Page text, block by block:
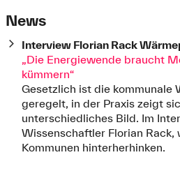
News
Interview Florian Rack
„Die Energiewende braucht
kümmern“
Gesetzlich ist die kommunale
geregelt, in der Praxis zeigt
unterschiedliches Bild. Im
Wissenschaftler Florian Rack,
Kommunen hinterherhinken.